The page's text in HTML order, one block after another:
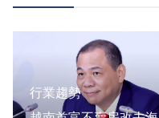
行業趨勢